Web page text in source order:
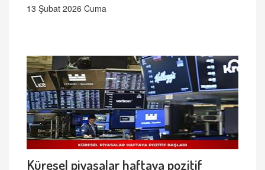
13 Şubat 2026 Cuma
Küresel piyasalar haftaya pozitif